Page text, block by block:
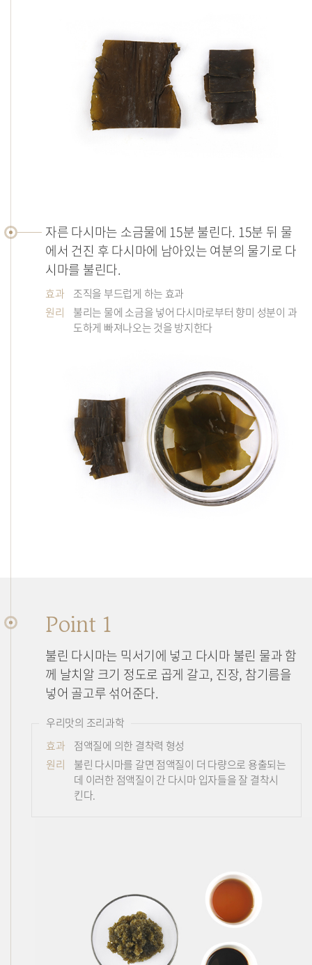
자른 다시마는 소금물에 15분 불린다. 15분 뒤 물
에서 건진 후 다시마에 남아있는 여분의 물기로 다
시마를 불린다.
효과
조직을 부드럽게 하는 효과
원리
불리는 물에 소금을 넣어 다시마로부터 향미 성분이 과
도하게 빠져나오는 것을 방지한다
Point 1
불린 다시마는 믹서기에 넣고 다시마 불린 물과 함
께 날치알 크기 정도로 곱게 갈고, 진장, 참기름을
넣어 골고루 섞어준다.
우리맛의 조리과학
효과
점액질에 의한 결착력 형성
원리
불린 다시마를 갈면 점액질이 더 다량으로 용출되는
데 이러한 점액질이 간 다시마 입자들을 잘 결착시
킨다.